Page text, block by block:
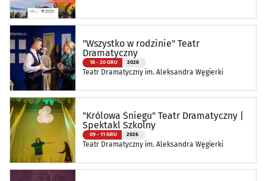
"Wszystko w rodzinie" Teatr
Dramatyczny
18 - 20 GRU 2026
Teatr Dramatyczny im. Aleksandra Węgierki
"Królowa Śniegu" Teatr Dramatyczny |
Spektakl Szkolny
09 - 11 GRU 2026
Teatr Dramatyczny im. Aleksandra Węgierki